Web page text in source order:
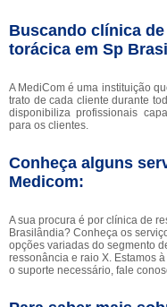
Buscando clínica
torácica em Sp
A MediCom é uma instituição
trato de cada cliente durante
disponibiliza profissionais
para os clientes.
Conheça alguns
Medicom:
A sua procura é por clínica de
Brasilândia? Conheça os
opções variadas do segmento
ressonância e raio X. Estamos
o suporte necessário, fale